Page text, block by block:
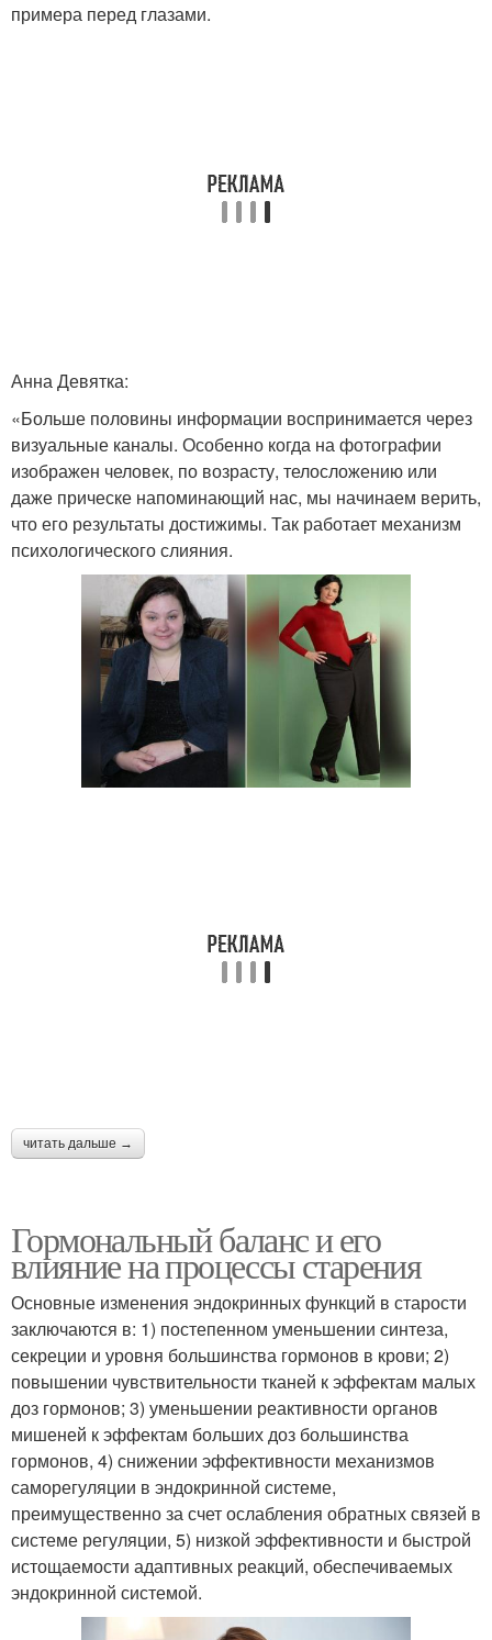
примера перед глазами.
Анна Девятка:
«Больше половины информации воспринимается через
визуальные каналы. Особенно когда на фотографии
изображен человек, по возрасту, телосложению или
даже прическе напоминающий нас, мы начинаем верить,
что его результаты достижимы. Так работает механизм
психологического слияния.
читать дальше →
Гормональный баланс и его
влияние на процессы старения
Основные изменения эндокринных функций в старости
заключаются в: 1) постепенном уменьшении синтеза,
секреции и уровня большинства гормонов в крови; 2)
повышении чувствительности тканей к эффектам малых
доз гормонов; 3) уменьшении реактивности органов
мишеней к эффектам больших доз большинства
гормонов, 4) снижении эффективности механизмов
саморегуляции в эндокринной системе,
преимущественно за счет ослабления обратных связей в
системе регуляции, 5) низкой эффективности и быстрой
истощаемости адаптивных реакций, обеспечиваемых
эндокринной системой.